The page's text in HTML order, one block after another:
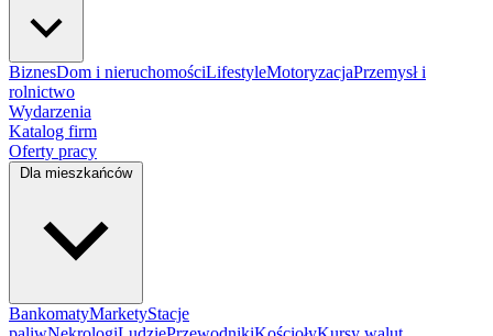
BiznesDom i nieruchomościLifestyleMotoryzacjaPrzemysł i
rolnictwo
Wydarzenia
Katalog firm
Oferty pracy
Dla mieszkańców
BankomatyMarketyStacje